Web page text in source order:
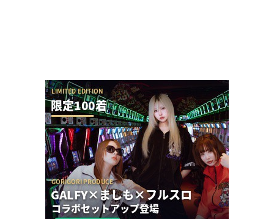
おゆんさんがSAPチャンネルの冠番組「梅探偵お
ゆん」を体調不良を理由に卒業